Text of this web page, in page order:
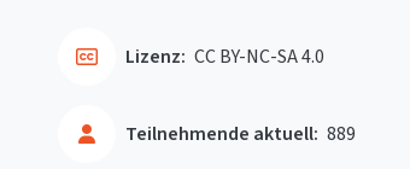
Teilnehmende aktuell: 889
Lizenz: CC BY-NC-SA 4.0